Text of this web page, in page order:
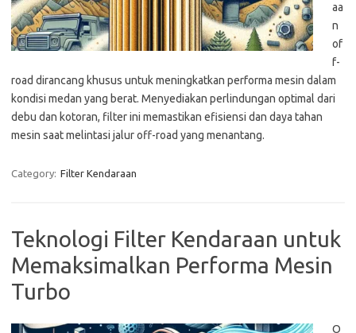
aa
n
of
f-
road dirancang khusus untuk meningkatkan performa mesin dalam
kondisi medan yang berat. Menyediakan perlindungan optimal dari
debu dan kotoran, filter ini memastikan efisiensi dan daya tahan
mesin saat melintasi jalur off-road yang menantang.
Category: Filter Kendaraan
Teknologi Filter Kendaraan untuk
Memaksimalkan Performa Mesin
Turbo
O